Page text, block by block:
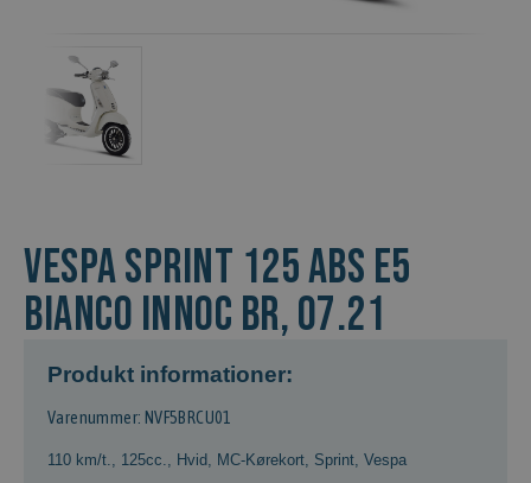
VESPA SPRINT 125 ABS E5
BIANCO INNOC BR, 07.21
Produkt informationer:
Varenummer: NVF5BRCU01
110 km/t. 125cc. Hvid MC-Kørekort Sprint Vespa